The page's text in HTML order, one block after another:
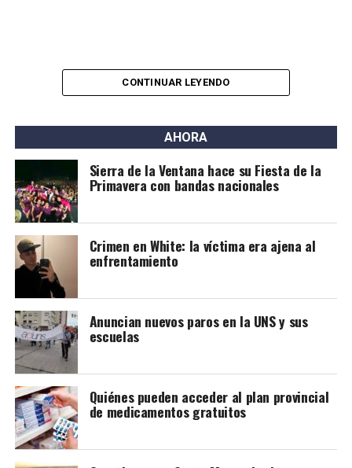
CONTINUAR LEYENDO
AHORA
Sierra de la Ventana hace su Fiesta de la
Primavera con bandas nacionales
Crimen en White: la víctima era ajena al
enfrentamiento
Anuncian nuevos paros en la UNS y sus
escuelas
Quiénes pueden acceder al plan provincial
de medicamentos gratuitos